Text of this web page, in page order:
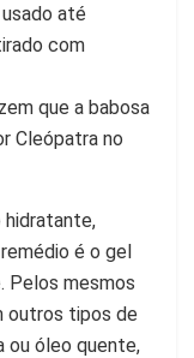
até
com
que a babosa
Cleópatra no
é o gel
Pelos mesmos
outros tipos de
ou óleo quente,